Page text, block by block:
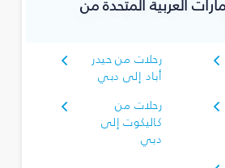
العربية المتحدة من
رحلات من حيدر
أباد إلى دبي
رحلات من
كاليكوت إلى
دبي